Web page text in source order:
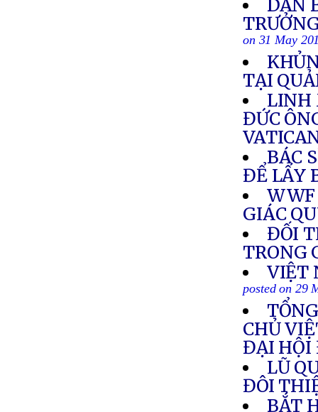
DÂN
on 31 May
TẠI
LINH
ĐỨC
BÁC
ĐỂ LẤY
WWF
GIÁC
ĐỐI
TRONG
VIỆT
posted on 29
CHỦ
ĐẠI HỘI
LŨ
ĐÔI
BẮT